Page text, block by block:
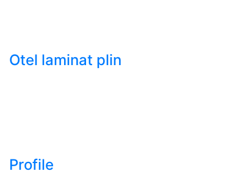
Otel laminat plin
Profile